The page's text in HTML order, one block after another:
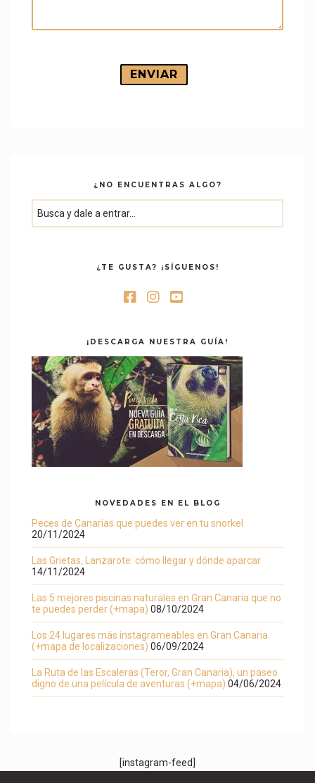
¿NO ENCUENTRAS ALGO?
¿TE GUSTA? ¡SÍGUENOS!
¡DESCARGA NUESTRA GUÍA!
NOVEDADES EN EL BLOG
Peces de Canarias que puedes ver en tu snorkel
20/11/2024
Las Grietas, Lanzarote: cómo llegar y dónde aparcar
14/11/2024
Las 5 mejores piscinas naturales en Gran Canaria que no
te puedes perder (+mapa) 08/10/2024
Los 24 lugares más instagrameables en Gran Canaria
(+mapa de localizaciones) 06/09/2024
La Ruta de las Escaleras (Teror, Gran Canaria), un paseo
digno de una película de aventuras (+mapa) 04/06/2024
[instagram-feed]